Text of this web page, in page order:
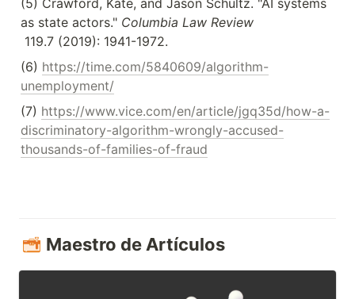
as state actors." Columbia Law Review
119.7 (2019): 1941-1972.
(6) https://time.com/5840609/algorithm-
unemployment/
(7) https://www.vice.com/en/article/jgq35d/how-a-
discriminatory-algorithm-wrongly-accused-
thousands-of-families-of-fraud
Maestro de Artículos